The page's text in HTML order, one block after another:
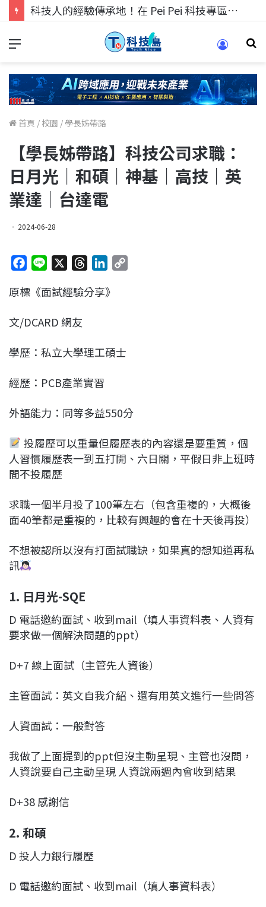
科技人找工作，就到TECH+ 科技專區!
首頁 / 校園 / 學長姊帶路
【學長姊帶路】科技公司求職：
日月光｜和碩｜神基｜高技｜英
業達｜台達電
2024-06-28
c
b
o
n
r
s
n
I
原標《面試經驗分享》
文/DCARD 網友
學歷：私立大學理工碩士
經歷：PCB產業實習
外語能力：同等多益550分
投履歷可以重量但履歷表的內容還是要重質，個
人習慣履歷表一到五打開、六日關，平假日非上班時
間不投履歷
求職一個半月投了100筆左右（包含重複的，大概後
面40筆都是重複的，比較有興趣的會在十天後再投）
不想被認所以沒有打面試職缺，如果真的想知道再私
訊
1. 日月光-SQE
D 電話邀約面試、收到mail（填人事資料表、人資有
要求做一個解決問題的ppt）
D+7 線上面試（主管先人資後）
主管面試：英文自我介紹、還有用英文進行一些問答
人資面試：一般對答
我做了上面提到的ppt但沒主動呈現、主管也沒問，
人資說要自己主動呈現 人資說兩週內會收到結果
D+38 感謝信
2. 和碩
D 投人力銀行履歷
D 電話邀約面試、收到mail（填人事資料表）